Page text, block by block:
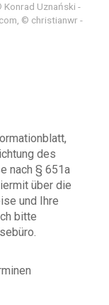
Uznański -
© christianwr -
des
nach § 651a
über die
und Ihre
bitte